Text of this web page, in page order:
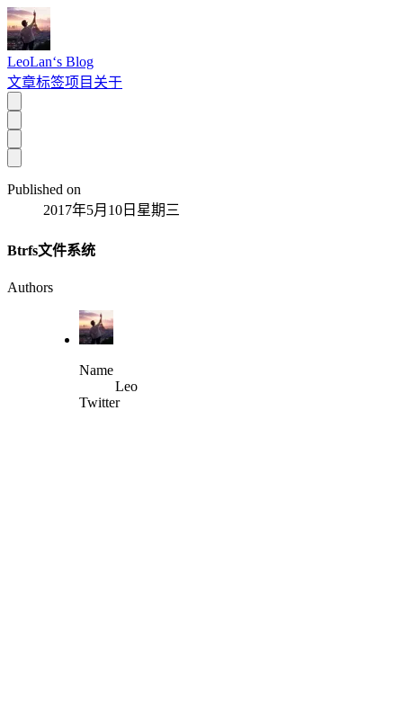
LeoLan‘s Blog
文章标签项目 关于
Published on
2017年5月10日星期三
Btrfs文件系统
Authors
Name
Leo
Twitter